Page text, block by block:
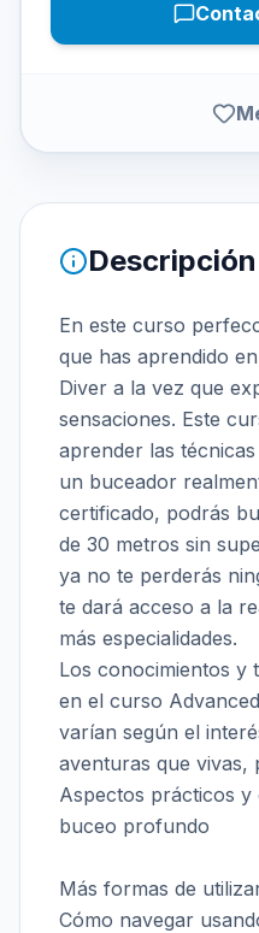
En este curso
que has aprendido
Diver a la vez que
sensaciones. Este
aprender las
un buceador
certificado, podrás
de 30 metros sin
ya no te perderás
te dará acceso a la
más especialidades.
Los conocimientos y
en el curso
varían según el
aventuras que vivas,
Aspectos prácticos y
buceo profundo
Más formas de
Cómo navegar